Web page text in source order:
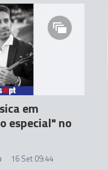
em
especial" no
16 Set 09:44